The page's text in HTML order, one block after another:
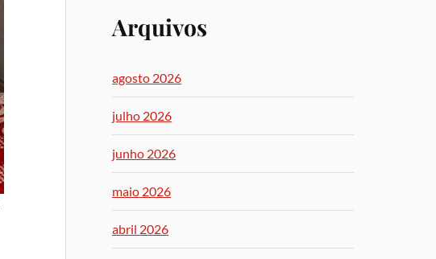
Arquivos
agosto 2026
julho 2026
junho 2026
maio 2026
abril 2026